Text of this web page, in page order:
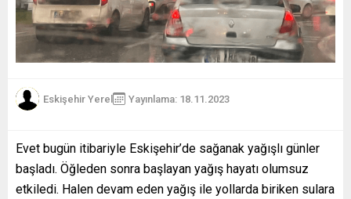
Eskişehir Yerel Yayınlama: 18.11.2023
Evet bugün itibariyle Eskişehir’de sağanak yağışlı günler
başladı. Öğleden sonra başlayan yağış hayatı olumsuz
etkiledi. Halen devam eden yağış ile yollarda biriken sulara